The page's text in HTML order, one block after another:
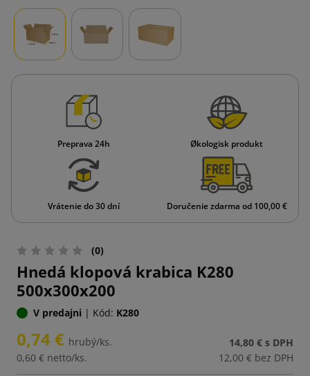
Preprava 24h Økologisk produkt
Vrátenie do 30 dní Doručenie zdarma od 100,00 €
(0)
Hnedá klopová krabica K280
500x300x200
V predajni | Kód: K280
0,74 € hrubý/ks.
0,60 € netto/ks.
14,80 € s DPH
12,00 € bez DPH